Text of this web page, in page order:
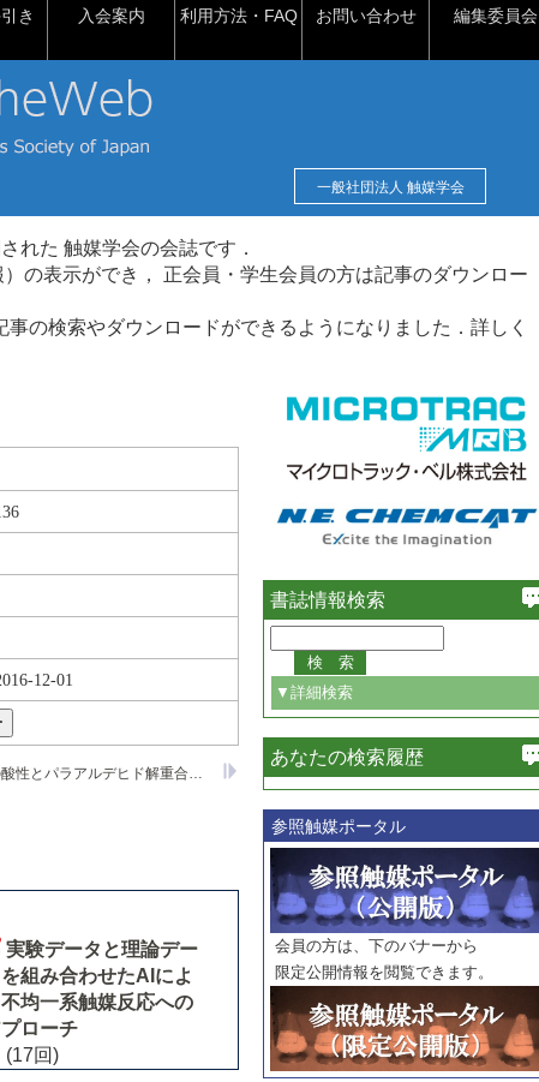
き 入会案内 利用方法・FAQ お問い合わせ 編集委員会
一般社団法人 触媒学会
れた 触媒学会の会誌です．
の表示ができ， 正会員・学生会員の方は記事のダウンロー
の検索やダウンロードができるようになりました．詳しく
12-01
金属硫酸塩の酸性とパラアルデヒド解重合反応における触媒活性
実験データと理論デー
組み合わせたAIによ
均一系触媒反応への
ローチ
(17回)
書誌情報検索
▼詳細検索
必ず含む
巻・号指定
巻
号
範囲指定
巻
号～
巻
号
触媒年鑑
年度
記事種別
マーク：
マークあり
あなたの検索履歴
参照触媒ポータル
会員の方は、下のバナーから
限定公開情報を閲覧できます。